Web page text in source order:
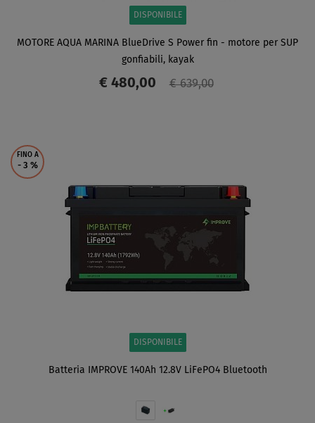
DISPONIBILE
MOTORE AQUA MARINA BlueDrive S Power fin - motore per SUP
gonfiabili, kayak
€ 480,00 € 639,00
FINO A
- 3 %
DISPONIBILE
Batteria IMPROVE 140Ah 12.8V LiFePO4 Bluetooth